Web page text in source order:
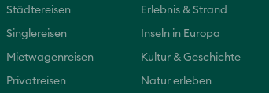
Städtereisen
Singlereisen
Mietwagenreisen
Privatreisen
Erlebnis & Strand
Inseln in Europa
Kultur & Geschichte
Natur erleben